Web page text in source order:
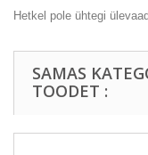
Hetkel pole ühtegi
SAMAS
TOODET :